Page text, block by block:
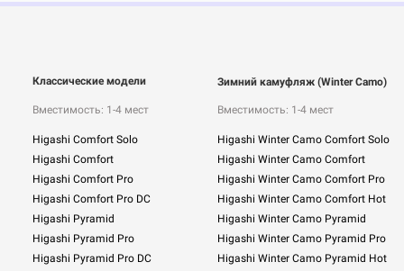
Классические модели
Вместимость: 1-4 мест
Higashi Comfort Solo
Higashi Comfort
Higashi Comfort Pro
Higashi Comfort Pro DC
Higashi Pyramid
Higashi Pyramid Pro
Higashi Pyramid Pro DC
Зимний камуфляж (Winter Camo)
Вместимость: 1-4 мест
Higashi Winter Camo Comfort Solo
Higashi Winter Camo Comfort
Higashi Winter Camo Comfort Pro
Higashi Winter Camo Comfort Hot
Higashi Winter Camo Pyramid
Higashi Winter Camo Pyramid Pro
Higashi Winter Camo Pyramid Hot